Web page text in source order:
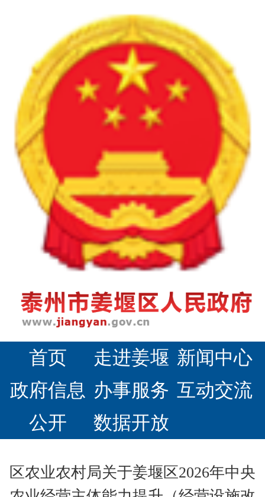
首页 走进姜堰 新闻中心
政府信息
公开
办事服务 互动交流
数据开放
区农业农村局关于姜堰区2026年中央